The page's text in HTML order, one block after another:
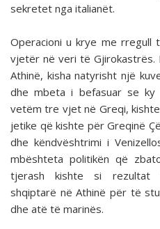
sekretet nga italianët.
Operacioni u krye me rregull
vjetër në veri të Gjirokastrës.
Athinë, kisha natyrisht një
dhe mbeta i befasuar se ky
vetëm tre vjet në Greqi,
jetike që kishte për Greqinë
dhe këndvështrimi i
mbështeta politikën që
tjerash kishte si rezultat
shqiptarë në Athinë për të
dhe atë të marinës.